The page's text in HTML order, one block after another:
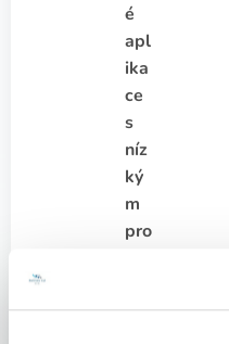
é
apl
ika
ce
s
níz
ký
m
pro
Po